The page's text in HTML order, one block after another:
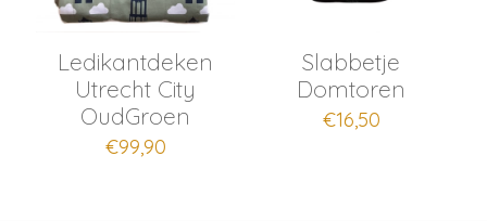
Ledikantdeken
Utrecht City
OudGroen
€99,90
Slabbetje
Domtoren
€16,50